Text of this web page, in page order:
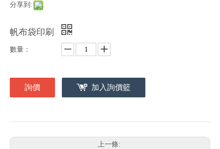
分享到:
帆布袋印刷
數量：
詢價 加入詢價籃
上一條: